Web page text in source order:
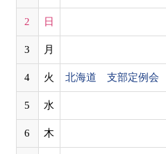
2 日
3 月
4 火 北海道 支部定例会
5 水
6 木